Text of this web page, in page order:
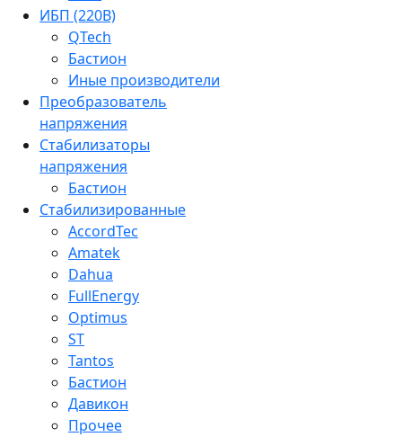
ИБП (220В)
QTech
Бастион
Иные производители
Преобразователь
напряжения
Стабилизаторы
напряжения
Бастион
Стабилизированные
AccordTec
Amatek
Dahua
FullEnergy
Optimus
ST
Tantos
Бастион
Давикон
Прочее